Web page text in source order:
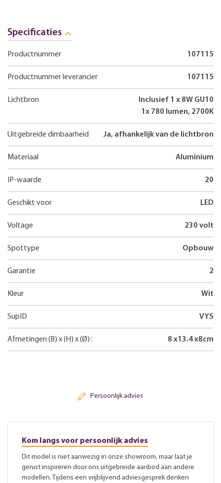
Specificaties
Productnummer 107115
Productnummer leverancier 107115
Lichtbron
Inclusief 1 x 8W GU10
1x 780 lumen, 2700K
Uitgebreide dimbaarheid Ja, afhankelijk van de lichtbron
Materiaal Aluminium
IP-waarde 20
Geschikt voor LED
Voltage 230 volt
Spottype Opbouw
Garantie 2
Kleur Wit
SupID VYS
Afmetingen (B) x(H) x(Ø) : 8 x13.4x8cm
Persoonlijk advies
Kom langs voor persoonlijk advies
Dit model is niet aanwezig in onze showroom, maar laat je
gerust inspireren door ons uitgebreide aanbod aan andere
modellen. Tijdens een vrijblijvend adviesgesprek denken